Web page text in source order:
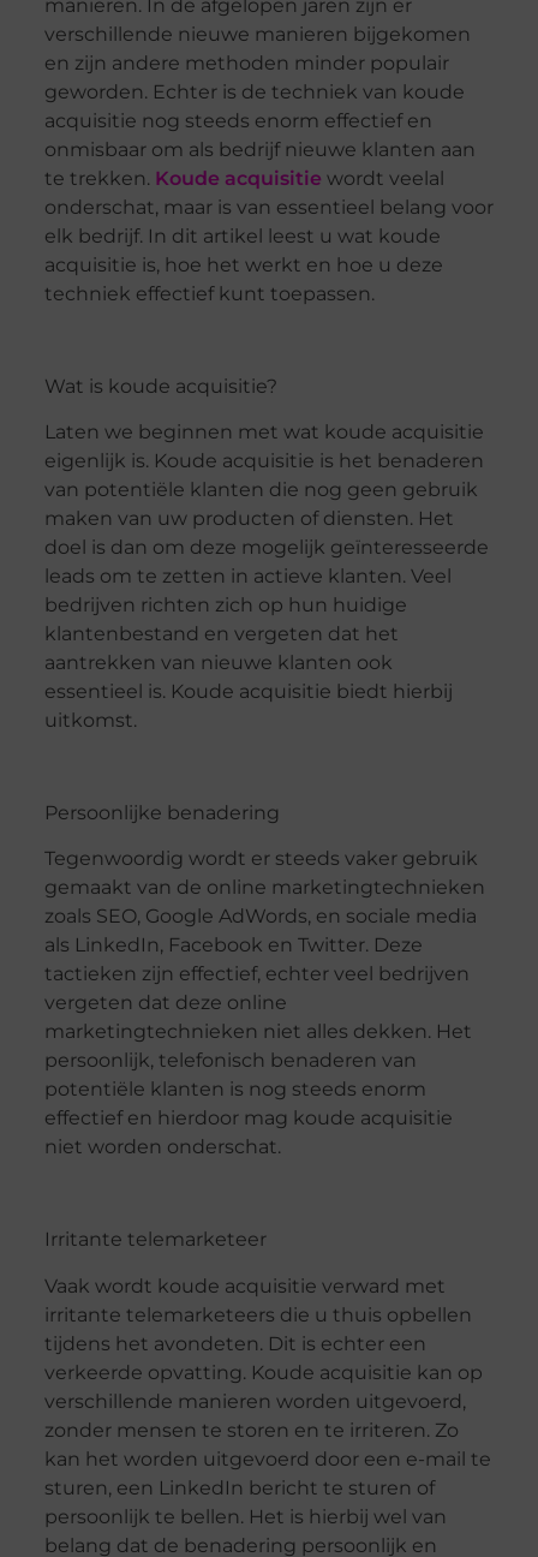
manieren. In de afgelopen jaren zijn er
verschillende nieuwe manieren bijgekomen
en zijn andere methoden minder populair
geworden. Echter is de techniek van koude
acquisitie nog steeds enorm effectief en
onmisbaar om als bedrijf nieuwe klanten aan
te trekken. Koude acquisitie wordt veelal
onderschat, maar is van essentieel belang voor
elk bedrijf. In dit artikel leest u wat koude
acquisitie is, hoe het werkt en hoe u deze
techniek effectief kunt toepassen.
Wat is koude acquisitie?
Laten we beginnen met wat koude acquisitie
eigenlijk is. Koude acquisitie is het benaderen
van potentiële klanten die nog geen gebruik
maken van uw producten of diensten. Het
doel is dan om deze mogelijk geïnteresseerde
leads om te zetten in actieve klanten. Veel
bedrijven richten zich op hun huidige
klantenbestand en vergeten dat het
aantrekken van nieuwe klanten ook
essentieel is. Koude acquisitie biedt hierbij
uitkomst.
Persoonlijke benadering
Tegenwoordig wordt er steeds vaker gebruik
gemaakt van de online marketingtechnieken
zoals SEO, Google AdWords, en sociale media
als LinkedIn, Facebook en Twitter. Deze
tactieken zijn effectief, echter veel bedrijven
vergeten dat deze online
marketingtechnieken niet alles dekken. Het
persoonlijk, telefonisch benaderen van
potentiële klanten is nog steeds enorm
effectief en hierdoor mag koude acquisitie
niet worden onderschat.
Irritante telemarketeer
Vaak wordt koude acquisitie verward met
irritante telemarketeers die u thuis opbellen
tijdens het avondeten. Dit is echter een
verkeerde opvatting. Koude acquisitie kan op
verschillende manieren worden uitgevoerd,
zonder mensen te storen en te irriteren. Zo
kan het worden uitgevoerd door een e-mail te
sturen, een LinkedIn bericht te sturen of
persoonlijk te bellen. Het is hierbij wel van
belang dat de benadering persoonlijk en